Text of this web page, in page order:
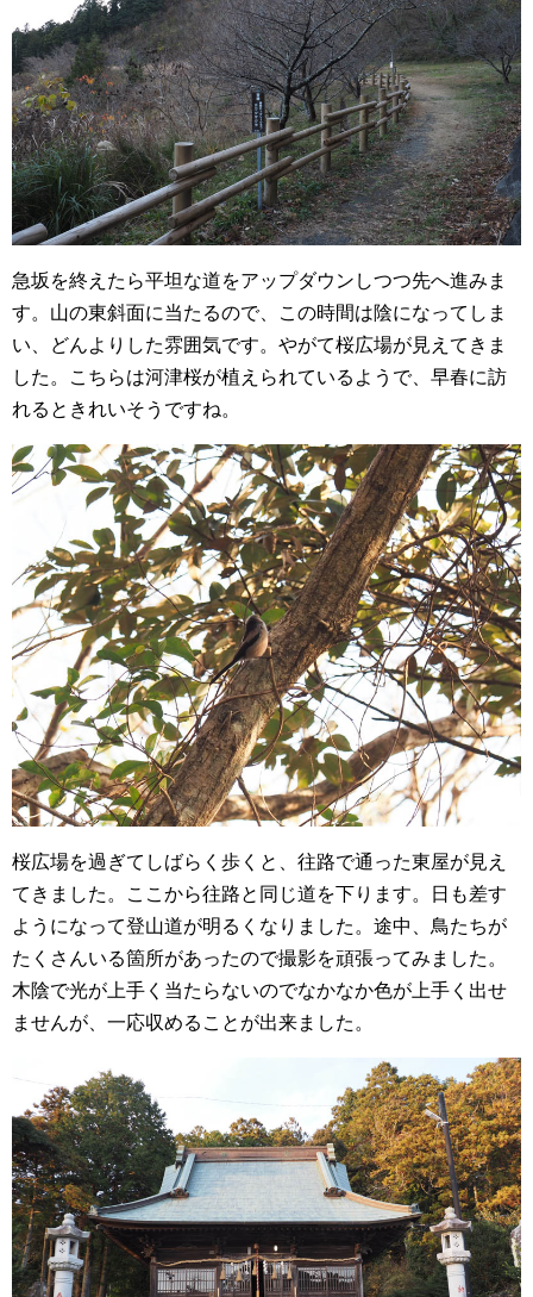
急坂を終えたら平坦な道をアップダウンしつつ先へ進みま
す。山の東斜面に当たるので、この時間は陰になってしま
い、どんよりした雰囲気です。やがて桜広場が見えてきま
した。こちらは河津桜が植えられているようで、早春に訪
れるときれいそうですね。
桜広場を過ぎてしばらく歩くと、往路で通った東屋が見え
てきました。ここから往路と同じ道を下ります。日も差す
ようになって登山道が明るくなりました。途中、鳥たちが
たくさんいる箇所があったので撮影を頑張ってみました。
木陰で光が上手く当たらないのでなかなか色が上手く出せ
ませんが、一応収めることが出来ました。